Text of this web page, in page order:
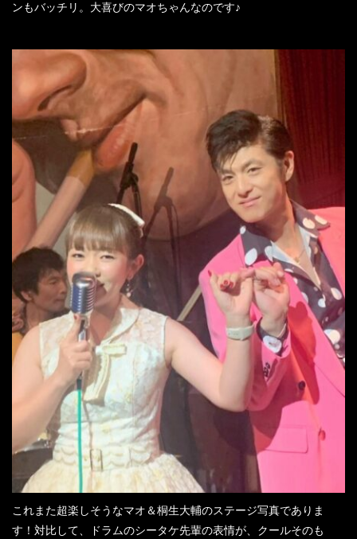
ンもバッチリ。大喜びのマオちゃんなのです♪
これまた超楽しそうなマオ＆桐生大輔のステージ写真でありま
す！対比して、ドラムのシータケ先輩の表情が、クールそのも